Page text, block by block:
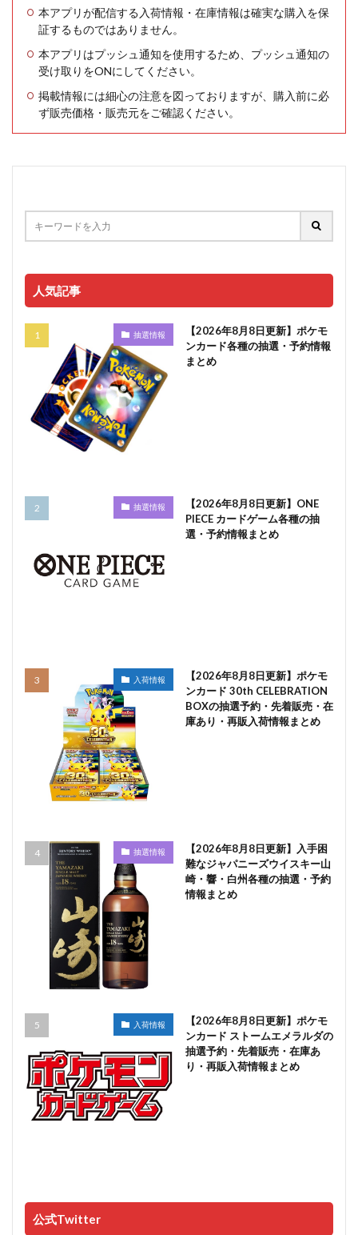
本アプリが配信する入荷情報・在庫情報は確実な購入を保
証するものではありません。
本アプリはプッシュ通知を使用するため、プッシュ通知の
受け取りをONにしてください。
掲載情報には細心の注意を図っておりますが、購入前に必
ず販売価格・販売元をご確認ください。
人気記事
抽選情報
【2026年8月8日更新】ポケモ
ンカード各種の抽選・予約情報
まとめ
抽選情報
【2026年8月8日更新】ONE
PIECE カードゲーム各種の抽
選・予約情報まとめ
入荷情報
【2026年8月8日更新】ポケモ
ンカード 30th CELEBRATION
BOXの抽選予約・先着販売・在
庫あり・再販入荷情報まとめ
抽選情報
【2026年8月8日更新】入手困
難なジャパニーズウイスキー山
崎・響・白州各種の抽選・予約
情報まとめ
入荷情報
【2026年8月8日更新】ポケモ
ンカード ストームエメラルダの
抽選予約・先着販売・在庫あ
り・再販入荷情報まとめ
公式Twitter